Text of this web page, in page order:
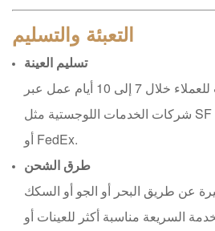
التعبئة والتسليم
تسليم العينة
سيتم تسليم العينات للعملاء خلال 7 إلى 10 أيام عمل عبر
شركات الخدمات اللوجستية مثل SF Express أو DHL أو TNT
أو FedEx.
طرق الشحن
عن طريق البحر أو الجو أو السكك
السريعة مناسبة أكثر للعينات أو